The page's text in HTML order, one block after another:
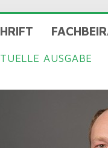
AUSGABE